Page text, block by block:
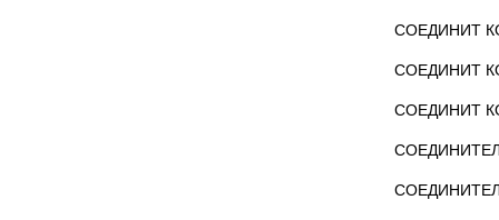
СОЕДИНИТ
СОЕДИНИТ
СОЕДИНИТ